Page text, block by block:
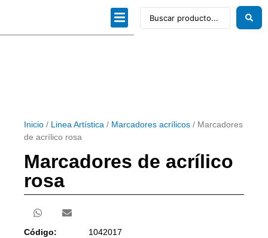
Inicio / Linea Artística / Marcadores acrílicos / Marcadores
de acrílico rosa
Marcadores de acrílico
rosa
Código:
1042017